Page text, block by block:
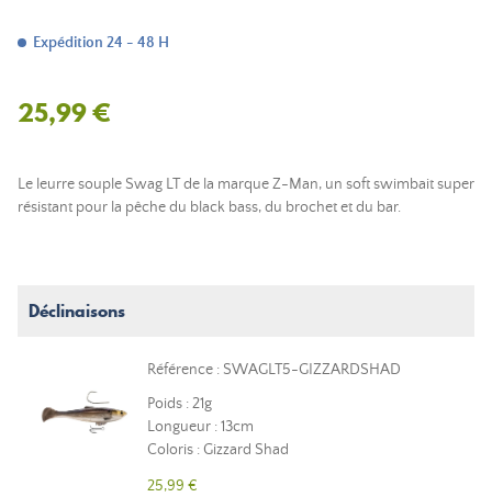
Expédition 24 - 48 H
25,99 €
Le leurre souple Swag LT de la marque Z-Man, un soft swimbait super
résistant pour la pêche du black bass, du brochet et du bar.
Déclinaisons
Référence : SWAGLT5-GIZZARDSHAD
Poids : 21g
Longueur : 13cm
Coloris : Gizzard Shad
25,99 €